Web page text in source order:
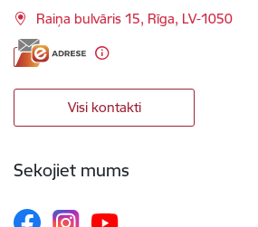
Raiņa bulvāris 15, Rīga, LV-1050
Visi kontakti
Sekojiet mums